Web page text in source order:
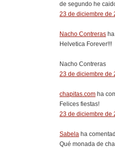
de segundo he
23 de diciembre de
Nacho Contreras
Helvetica Forever!!!
Nacho Contreras
23 de diciembre de
chapitas.com ha
Felices fiestas!
23 de diciembre de
Sabela ha
Qué monada de